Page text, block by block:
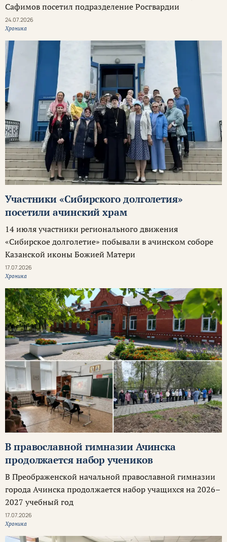
Сафимов посетил подразделение Росгвардии
24.07.2026
Хроника
Участники «Сибирского долголетия»
посетили ачинский храм
14 июля участники регионального движения
«Сибирское долголетие» побывали в ачинском соборе
Казанской иконы Божией Матери
17.07.2026
Хроника
В православной гимназии Ачинска
продолжается набор учеников
В Преображенской начальной православной гимназии
города Ачинска продолжается набор учащихся на 2026–
2027 учебный год
17.07.2026
Хроника